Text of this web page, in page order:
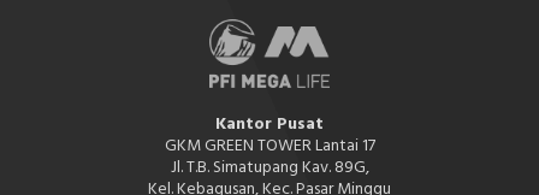
Kantor Pusat
GKM GREEN TOWER Lantai 17
Jl. T.B. Simatupang Kav. 89G,